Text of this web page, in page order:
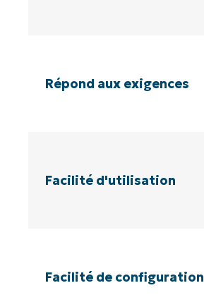
Répond aux exigences
Facilité d'utilisation
Facilité de configuration